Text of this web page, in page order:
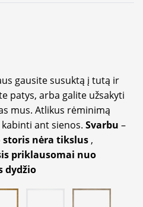
gausite susuktą į tutą ir
patys, arba galite užsakyti
mus. Atlikus rėminimą
ant sienos. Svarbu –
storis nėra tikslus,
priklausomai nuo
dydžio